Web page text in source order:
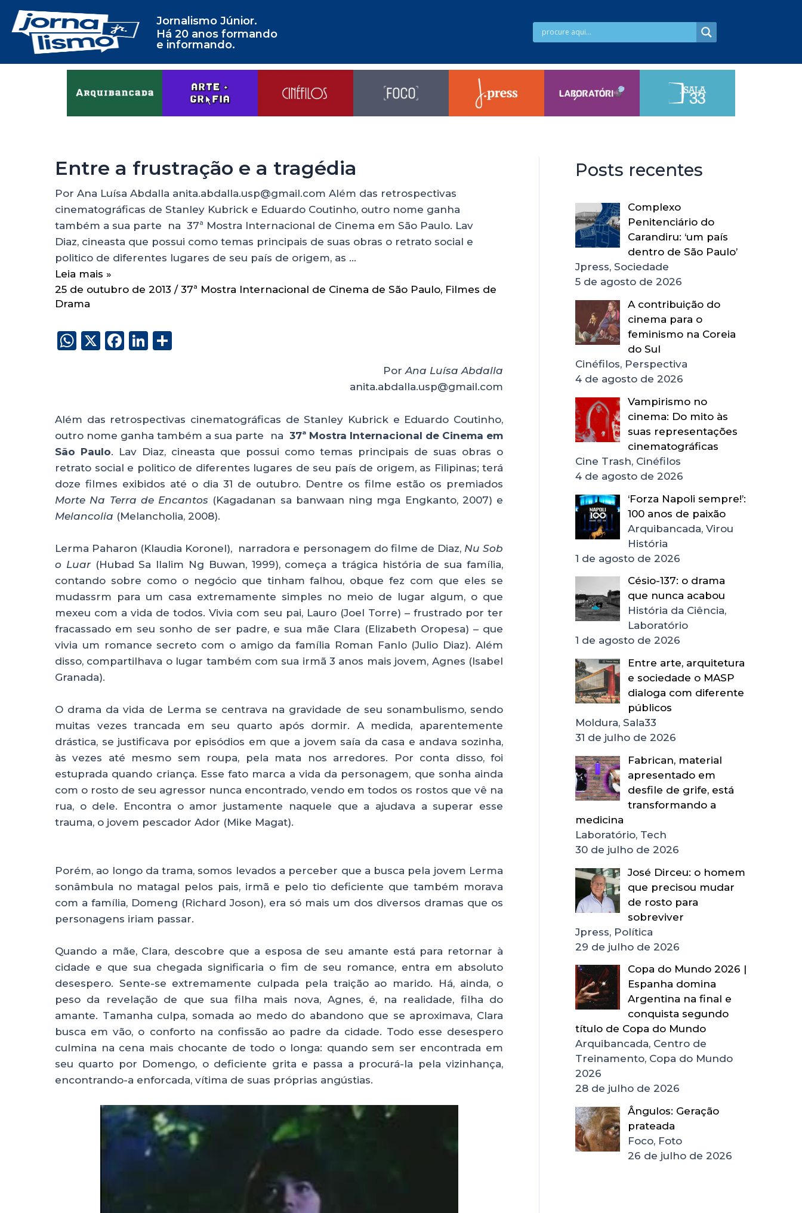
Jornalismo Júnior.
Há 20 anos formando
e informando.
Entre a frustração e a tragédia
Por Ana Luísa Abdalla anita.abdalla.usp@gmail.com Além das retrospectivas
cinematográficas de Stanley Kubrick e Eduardo Coutinho, outro nome ganha
também a sua parte na 37ª Mostra Internacional de Cinema em São Paulo. Lav
Diaz, cineasta que possui como temas principais de suas obras o retrato social e
politico de diferentes lugares de seu país de origem, as …
Leia mais »
25 de outubro de 2013 / 37ª Mostra Internacional de Cinema de São Paulo, Filmes de
Drama
W
A
p
p
X
F
b
o
o
k
Li
dI
n
PorAna Luísa Abdalla
anita.abdalla.usp@gmail.com
Além das retrospectivas cinematográficas de Stanley Kubrick e Eduardo Coutinho,
outro nome ganha também a sua parte na 37ª Mostra Internacional de Cinema em
São Paulo. Lav Diaz, cineasta que possui como temas principais de suas obras o
retrato social e politico de diferentes lugares de seu país de origem, as Filipinas; terá
doze filmes exibidos até o dia 31 de outubro. Dentre os filme estão os premiados
Morte Na Terra de Encantos (Kagadanan sa banwaan ning mga Engkanto, 2007) e
Melancolia (Melancholia, 2008).
Lerma Paharon (Klaudia Koronel), narradora e personagem do filme de Diaz,Nu Sob
o Luar(Hubad Sa Ilalim Ng Buwan, 1999), começa a trágica história de sua família,
contando sobre como o negócio que tinham falhou, obque fez com que eles se
mudassrm para um casa extremamente simples no meio de lugar algum, o que
mexeu com a vida de todos. Vivia com seu pai, Lauro (Joel Torre) – frustrado por ter
fracassado em seu sonho de ser padre, e sua mãe Clara (Elizabeth Oropesa) – que
vivia um romance secreto com o amigo da família Roman Fanlo (Julio Diaz). Além
disso, compartilhava o lugar também com sua irmã 3 anos mais jovem, Agnes (Isabel
Granada).
O drama da vida de Lerma se centrava na gravidade de seu sonambulismo, sendo
muitas vezes trancada em seu quarto após dormir. A medida, aparentemente
drástica, se justificava por episódios em que a jovem saía da casa e andava sozinha,
às vezes até mesmo sem roupa, pela mata nos arredores. Por conta disso, foi
estuprada quando criança. Esse fato marca a vida da personagem, que sonha ainda
com o rosto de seu agressor nunca encontrado, vendo em todos os rostos que vê na
rua, o dele. Encontra o amor justamente naquele que a ajudava a superar esse
trauma, o jovem pescador Ador (Mike Magat).
Porém, ao longo da trama, somos levados a perceber que a busca pela jovem Lerma
sonâmbula no matagal pelos pais, irmã e pelo tio deficiente que também morava
com a família, Domeng (Richard Joson), era só mais um dos diversos dramas que os
personagens iriam passar.
Quando a mãe, Clara, descobre que a esposa de seu amante está para retornar à
cidade e que sua chegada significaria o fim de seu romance, entra em absoluto
desespero. Sente-se extremamente culpada pela traição ao marido. Há, ainda, o
peso da revelação de que sua filha mais nova, Agnes, é, na realidade, filha do
amante. Tamanha culpa, somada ao medo do abandono que se aproximava, Clara
busca em vão, o conforto na confissão ao padre da cidade. Todo esse desespero
culmina na cena mais chocante de todo o longa: quando sem ser encontrada em
seu quarto por Domengo, o deficiente grita e passa a procurá-la pela vizinhança,
encontrando-a enforcada, vítima de suas próprias angústias.
Posts recentes
Complexo
Penitenciário do
Carandiru: ‘um país
dentro de São Paulo’
Jpress, Sociedade
5 de agosto de 2026
A contribuição do
cinema para o
feminismo na Coreia
do Sul
Cinéfilos, Perspectiva
4 de agosto de 2026
Vampirismo no
cinema: Do mito às
suas representações
cinematográficas
Cine Trash, Cinéfilos
4 de agosto de 2026
‘Forza Napoli sempre!’:
100 anos de paixão
Arquibancada, Virou
História
1 de agosto de 2026
Césio-137: o drama
que nunca acabou
História da Ciência,
Laboratório
1 de agosto de 2026
Entre arte, arquitetura
e sociedade o MASP
dialoga com diferente
públicos
Moldura, Sala33
31 de julho de 2026
Fabrican, material
apresentado em
desfile de grife, está
transformando a
medicina
Laboratório, Tech
30 de julho de 2026
José Dirceu: o homem
que precisou mudar
de rosto para
sobreviver
Jpress, Política
29 de julho de 2026
Copa do Mundo 2026 |
Espanha domina
Argentina na final e
conquista segundo
título de Copa do Mundo
Arquibancada, Centro de
Treinamento, Copa do Mundo
2026
28 de julho de 2026
Ângulos: Geração
prateada
Foco, Foto
26 de julho de 2026